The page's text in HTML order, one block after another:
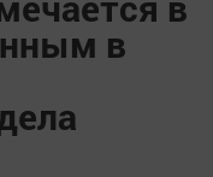
в